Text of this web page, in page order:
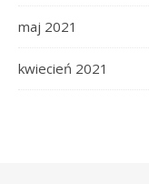
maj 2021
kwiecień 2021